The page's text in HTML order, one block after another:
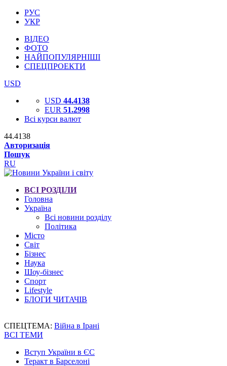
РУС
УКР
ВІДЕО
ФОТО
НАЙПОПУЛЯРНІШІ
СПЕЦПРОЕКТИ
USD
USD 44.4138
EUR 51.2998
Всі курси валют
44.4138
Авторизація
Пошук
RU
ВСІ РОЗДІЛИ
Головна
Україна
Всі новини розділу
Політика
Місто
Світ
Бізнес
Наука
Шоу-бізнес
Спорт
Lifestyle
БЛОГИ ЧИТАЧІВ
СПЕЦТЕМА: Війна в Ірані
ВСІ ТЕМИ
Вступ України в ЄС
Теракт в Барселоні